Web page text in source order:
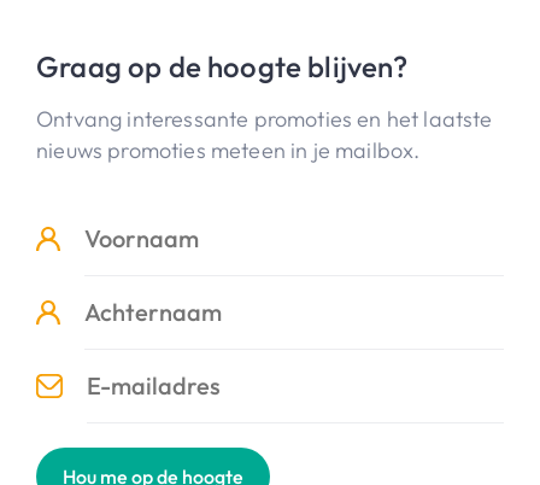
Graag op de hoogte blijven?
Ontvang interessante promoties en het laatste
nieuws promoties meteen in je mailbox.
Hou me op de hoogte